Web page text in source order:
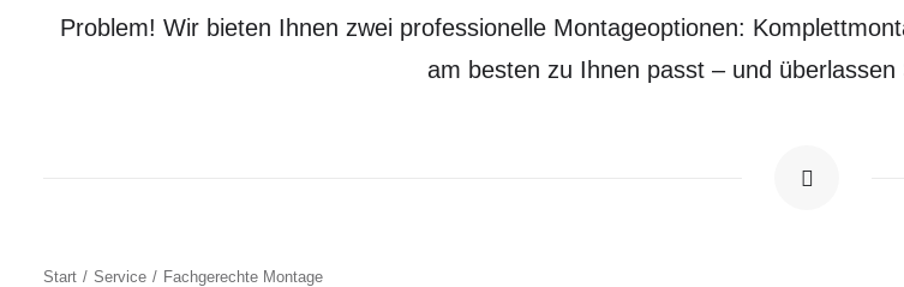
Problem! Wir bieten Ihnen zwei professionelle Montageoptionen:
am besten zu Ihnen passt – und
Start Service Fachgerechte Montage